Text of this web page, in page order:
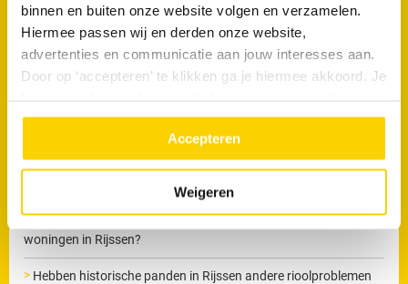
binnen en buiten onze website volgen en verzamelen.
Hiermee passen wij en derden onze website,
advertenties en communicatie aan jouw interesses aan.
Door op ‘accepteren’ te klikken ga je hiermee akkoord. Je
meer over in onsprivacy beleid.
Accepteren
Weigeren
Maak nu een afspraak
Zijn verstoppingen in appartementen in Rijssen anders dan in
Zien jullie in Rijssen vaker problemen met boomwortels?
woningen in Rijssen?
Hebben historische panden in Rijssen andere rioolproblemen